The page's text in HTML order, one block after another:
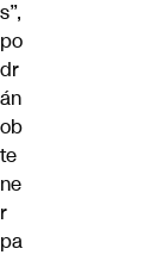
s”,
po
dr
án
ob
te
ne
r
pa